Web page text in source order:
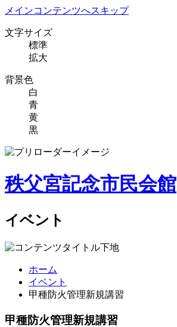
メインコンテンツへスキップ
文字サイズ
標準
拡大
背景色
白
青
黄
黒
秩父宮記念市民会館
イベント
ホーム
イベント
甲種防火管理新規講習
甲種防火管理新規講習